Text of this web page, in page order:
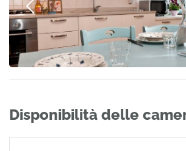
Disponibilità delle